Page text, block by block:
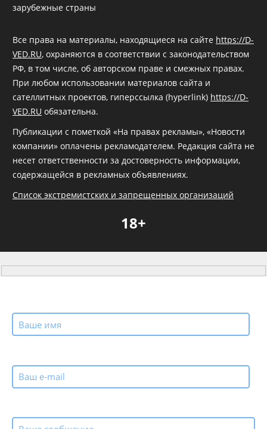
зарубежные страны
Все права на материалы, находящиеся на сайте https://D-
VED.RU, охраняются в соответствии с законодательством
РФ, в том числе, об авторском праве и смежных правах.
При любом использовании материалов сайта и
сателлитных проектов, гиперссылка (hyperlink) https://D-
VED.RU обязательна.
Публикации с пометкой «На правах рекламы», «Новости
компании» оплачены рекламодателем. Редакция сайта не
несет ответственности за достоверность информации,
содержащейся в рекламных объявлениях.
Список экстремистских и запрещенных организаций
18+